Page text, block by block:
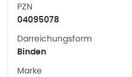
PZN
04095078
Darreichungsform
Binden
Marke